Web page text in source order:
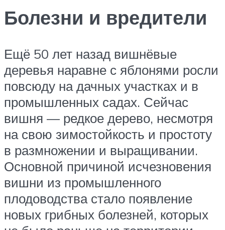
Болезни и вредители
Ещё 50 лет назад вишнёвые
деревья наравне с яблонями росли
повсюду на дачных участках и в
промышленных садах. Сейчас
вишня — редкое дерево, несмотря
на свою зимостойкость и простоту
в размножении и выращивании.
Основной причиной исчезновения
вишни из промышленного
плодоводства стало появление
новых грибных болезней, которых